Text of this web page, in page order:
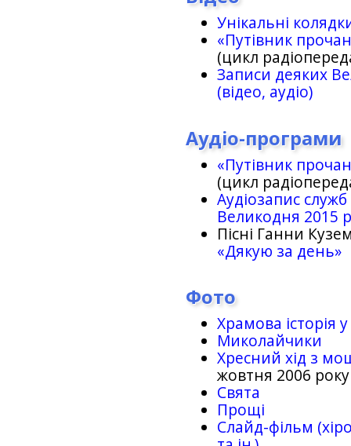
Унікальні
«Путівник
(цикл
Записи деяких
(відео, аудіо)
Аудіо-програми
«Путівник
(цикл
Аудіозапис
Великодня 2015
Пісні Ганни
«Дякую за день»
Фото
Храмова історія
Миколайчики
Хресний хід з
жовтня 2006 року
Свята
Прощі
Слайд-фільм